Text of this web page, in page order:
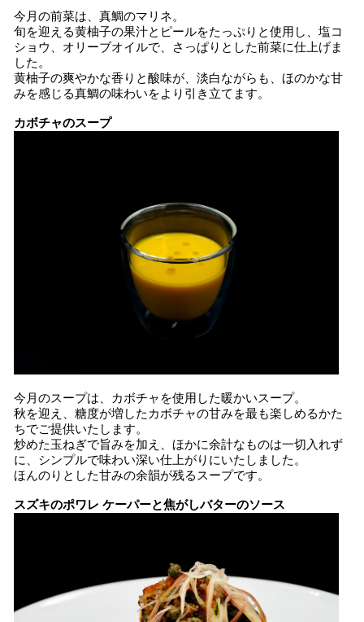
今月の前菜は、真鯛のマリネ。
旬を迎える黄柚子の果汁とピールをたっぷりと使用し、塩コ
ショウ、オリーブオイルで、さっぱりとした前菜に仕上げま
した。
黄柚子の爽やかな香りと酸味が、淡白ながらも、ほのかな甘
みを感じる真鯛の味わいをより引き立てます。
カボチャのスープ
今月のスープは、カボチャを使用した暖かいスープ。
秋を迎え、糖度が増したカボチャの甘みを最も楽しめるかた
ちでご提供いたします。
炒めた玉ねぎで旨みを加え、ほかに余計なものは一切入れず
に、シンプルで味わい深い仕上がりにいたしました。
ほんのりとした甘みの余韻が残るスープです。
スズキのポワレ ケーパーと焦がしバターのソース